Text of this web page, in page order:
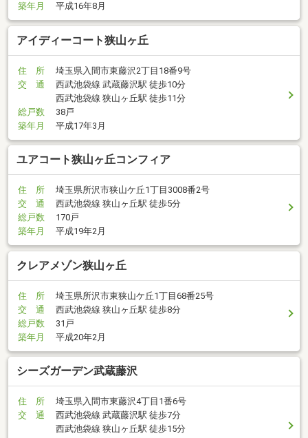
築年月
平成16年8月
アイディーコート狭山ヶ丘
住 所
埼玉県入間市東藤沢2丁目18番9号
交 通
西武池袋線 武蔵藤沢駅 徒歩10分
西武池袋線 狭山ヶ丘駅 徒歩11分
総戸数
38戸
築年月
平成17年3月
ユアコート狭山ヶ丘コンフィア
住 所
埼玉県所沢市狭山ケ丘1丁目3008番2号
交 通
西武池袋線 狭山ヶ丘駅 徒歩5分
総戸数
170戸
築年月
平成19年2月
クレアメゾン狭山ヶ丘
住 所
埼玉県所沢市東狭山ケ丘1丁目68番25号
交 通
西武池袋線 狭山ヶ丘駅 徒歩8分
総戸数
31戸
築年月
平成20年2月
シーズガーデン武蔵藤沢
住 所
埼玉県入間市東藤沢4丁目1番6号
交 通
西武池袋線 武蔵藤沢駅 徒歩7分
西武池袋線 狭山ヶ丘駅 徒歩15分